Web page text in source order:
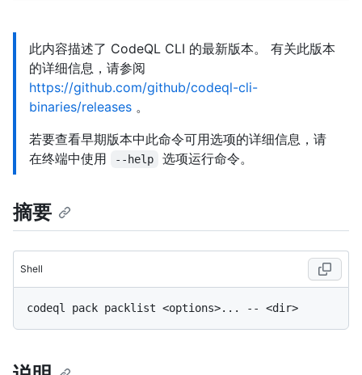
此内容描述了 CodeQL CLI 的最新版本。 有关此版本
的详细信息，请参阅
https://github.com/github/codeql-cli-
binaries/releases 。
若要查看早期版本中此命令可用选项的详细信息，请
在终端中使用
--help 选项运行命令。
摘要
Shell